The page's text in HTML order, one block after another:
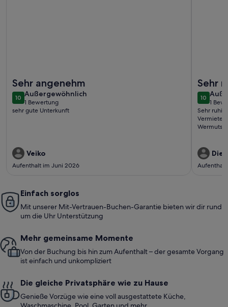
Sehr angenehm
1010 von 10
Außergewöhnlich
außergewöhnlich
1 Bewertung
(1
bewertung)
sehr gute Unterkunft
Veiko
Aufenthalt im Juni 2026
Sehr
top.
1010 von
1
(1
Sehr
Vermieterin.
Einfach sorglos
Mit unserer Mit-Vertrauen-Buchen-Garantie bieten wir dir rund
um die Uhr Unterstützung
Mehr gemeinsame Momente
Von der Buchung bis hin zum Aufenthalt – der gesamte Vorgang
ist einfach und unkompliziert
Die gleiche Privatsphäre wie zu Hause
Genieße Vorzüge wie eine voll ausgestattete Küche,